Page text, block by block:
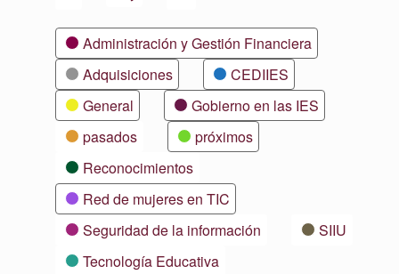
CategoríasAdministración y Gestión Financiera
Adquisiciones
CEDIIES
General
Gobierno en las IES
pasados
próximos
Reconocimientos
Red de mujeres en TIC
Seguridad de la información
SIIU
Tecnología Educativa